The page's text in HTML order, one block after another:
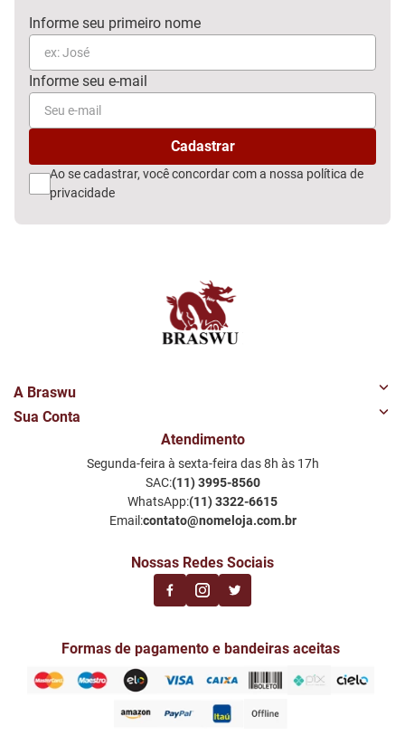
Ao se cadastrar, você concordar com a nossa política de
privacidade
A Braswu
Quem Somos
Perguntas Frequentes
Política de Privacidade LGPD
Sua Conta
Meus Favoritos
Notificações por email
Atendimento
Segunda-feira à sexta-feira das 8h às 17h
SAC:(11) 3995-8560
WhatsApp:(11) 3322-6615
Email:contato@nomeloja.com.br
Nossas Redes Sociais
Formas de pagamento e bandeiras aceitas